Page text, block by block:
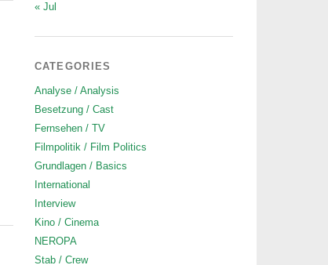
« Jul
CATEGORIES
Analyse / Analysis
Besetzung / Cast
Fernsehen / TV
Filmpolitik / Film Politics
Grundlagen / Basics
International
Interview
Kino / Cinema
NEROPA
Stab / Crew